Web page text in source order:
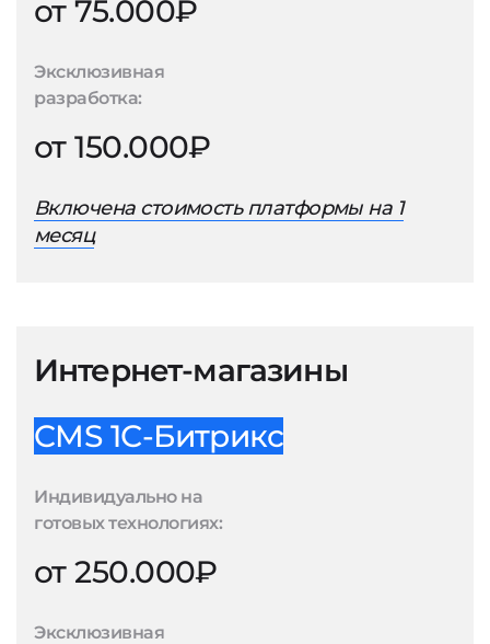
от 75.000₽
Эксклюзивная
разработка:
от 150.000₽
Включена стоимость платформы на 1
месяц
Интернет-магазины
CMS 1С-Битрикс
Индивидуально на
готовых технологиях:
от 250.000₽
Эксклюзивная